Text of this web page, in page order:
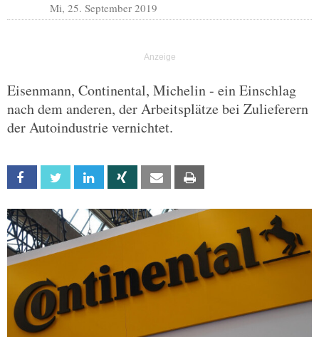
Mi, 25. September 2019
Eisenmann, Continental, Michelin - ein Einschlag
nach dem anderen, der Arbeitsplätze bei Zulieferern
der Autoindustrie vernichtet.
Facebook Twitter Linkedin Xing Email